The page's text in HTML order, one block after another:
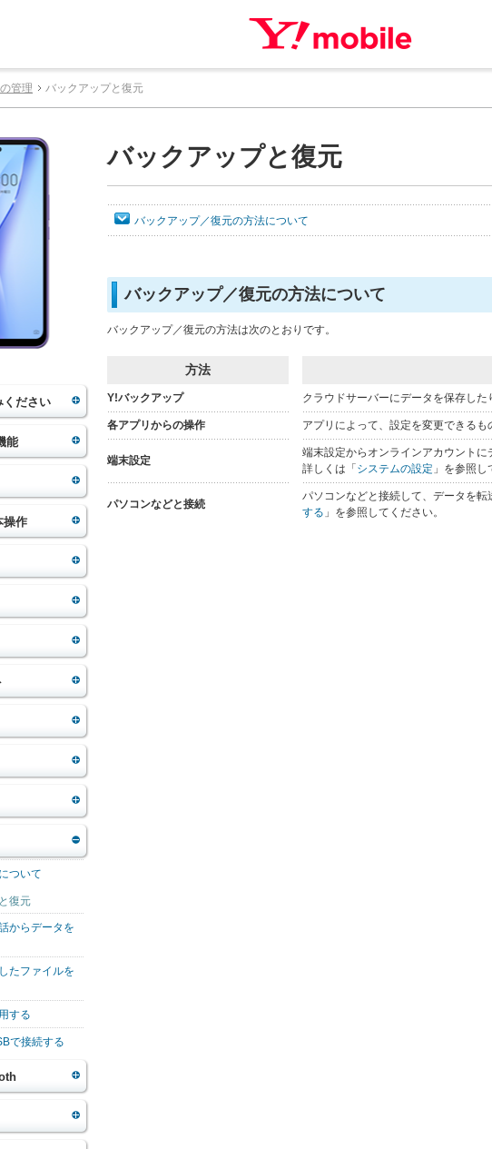
管理 バックアップと復元
ください
能
操作
ついて
復元
からデータを
たファイルを
する
で接続する
バックアップと復元
バックアップ／復元の方法について
バックアップ／復元の方法について
バックアップ／復元の方法は次のとおりです。
方法
Y!バックアップ クラウドサーバーにデータを保存した
各アプリからの操作 アプリによって、設定を変更できるも
端末設定
端末設定からオンラインアカウントに
詳しくは「 システムの設定 」を参照し
パソコンなどと接続
パソコンなどと接続して、データを転
する 」を参照してください。